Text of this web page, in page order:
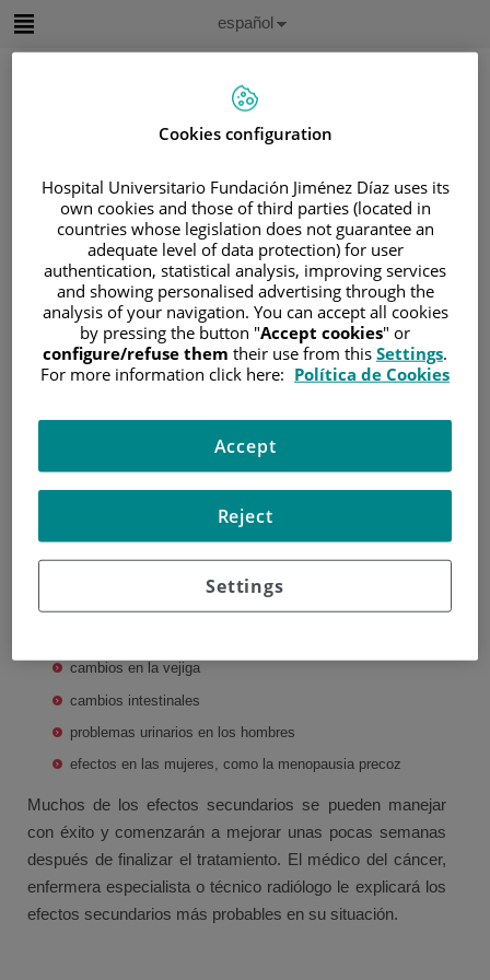
Saltar
Selector
de
idioma
Idioma
Español
/ÁREA DEL PACIENTE
/SOBRE EL CÁNCER
/INFORMACIÓN Y SOPORTE AL PACIENTE
INFORMACIÓN GENERAL/TRATAMIENTO
/RADIOTERAPIA/ RADIOTERAPIA PÉLVICA
Efectos secundarios
La manera en la que la radioterapia pélvica afecta
dependerá del tipo d cáncer, la dosis de radioterapia y si
es externa o interna. Algunos posibles efectos
cambios en la vejiga
cambios intestinales
problemas urinarios en los hombres
efectos en las mujeres, como la menopausia precoz
Muchos de los efectos secundarios se pueden manejar
con éxito y comenzarán a mejorar unas pocas semanas
después de finalizar el tratamiento. El médico del cáncer,
enfermera especialista o técnico radiólogo le explicará los
efectos secundarios más probables en su situación.
Cookies configuration
Hospital Universitario Fundación Jiménez Díaz uses its
own cookies and those of third parties (located in
countries whose legislation does not guarantee an
adequate level of data protection) for user
authentication, statistical analysis, improving services
and showing personalised advertising through the
analysis of your navigation. You can accept all cookies
by pressing the button "Accept cookies" or
configure/refuse them their use from this Settings.
For more information click here: Política de Cookies
Settings
Reject
Accept